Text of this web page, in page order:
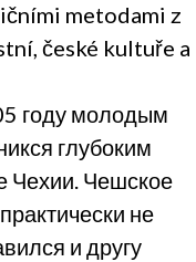
metodami z
české kultuře a
году молодым
глубоким
Чехии. Чешское
не
и другу